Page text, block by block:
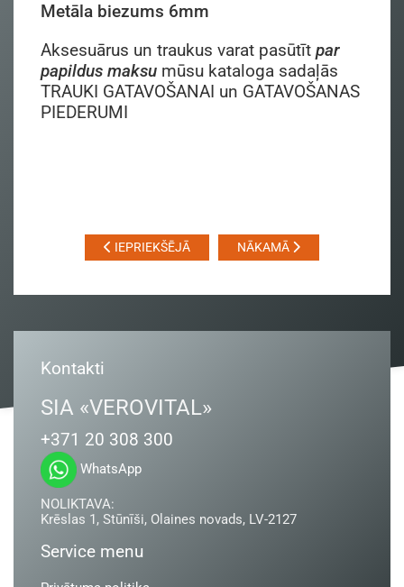
Metāla biezums 6mm
Aksesuārus un traukus varat pasūtīt par
papildus maksu mūsu kataloga sadaļās
TRAUKI GATAVOŠANAI un GATAVOŠANAS
PIEDERUMI
IEPRIEKŠĒJĀ NĀKAMĀ
Kontakti
SIA «VEROVITAL»
+371 20 308 300
WhatsApp
NOLIKTAVA:
Krēslas 1, Stūnīši, Olaines novads, LV-2127
Service menu